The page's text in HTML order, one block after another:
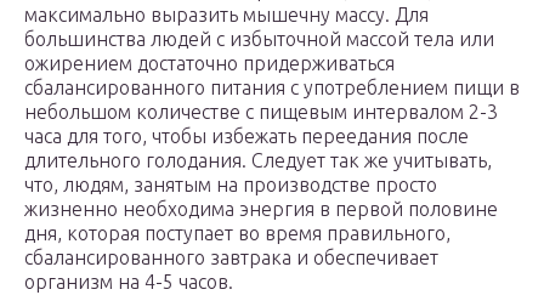
максимально выразить мышечну массу. Для
большинства людей с избыточной массой тела или
ожирением достаточно придерживаться
сбалансированного питания с употреблением пищи в
небольшом количестве с пищевым интервалом 2-3
часа для того, чтобы избежать переедания после
длительного голодания. Следует так же учитывать,
что, людям, занятым на производстве просто
жизненно необходима энергия в первой половине
дня, которая поступает во время правильного,
сбалансированного завтрака и обеспечивает
организм на 4-5 часов.